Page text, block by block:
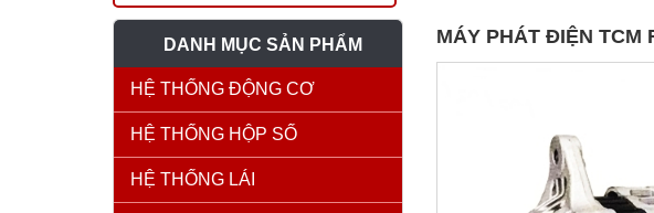
MÁY PHÁT ĐIỆN TCM
DANH MỤC SẢN PHẨM
HỆ THỐNG ĐỘNG CƠ
HỆ THỐNG HỘP SỐ
HỆ THỐNG LÁI